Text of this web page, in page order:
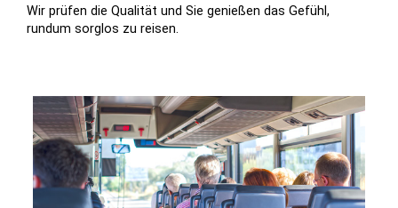
Wir prüfen die Qualität und Sie genießen das Gefühl,
rundum sorglos zu reisen.